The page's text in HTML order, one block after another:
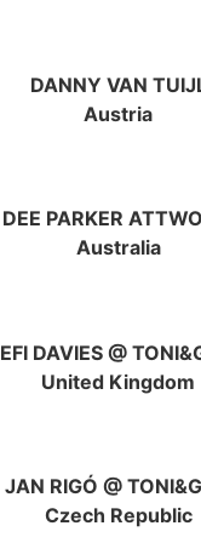
DANNY VAN
Austria
DEE PARKER
Australia
EFI DAVIES @
United Kingdom
JAN RIGÓ @
Czech Republic